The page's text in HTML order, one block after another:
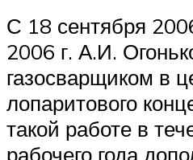
С 18 сентября
2006 г. А.И.
газосварщиком в
лопаритового
такой работе в
рабочего года